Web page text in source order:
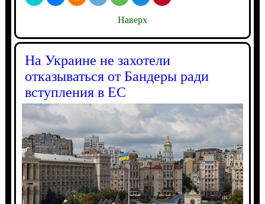
Наверх
На Украине не захотели
отказываться от Бандеры ради
вступления в ЕС